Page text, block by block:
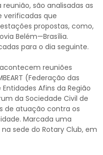
reunião, são analisadas as
verificadas que
propostas, como,
Belém—Brasília.
para o dia seguinte.
acontecem reuniões
(Federação das
Afins da Região
da Sociedade Civil de
de atuação contra os
Marcada uma
sede do Rotary Club, em